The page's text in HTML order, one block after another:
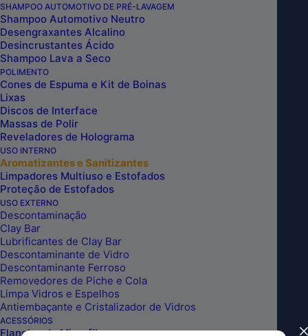
SHAMPOO AUTOMOTIVO DE PRÉ-LAVAGEM
Shampoo Automotivo Neutro
Desengraxantes Alcalino
Desincrustantes Ácido
Shampoo Lava a Seco
POLIMENTO
Cones de Espuma e Kit de Boinas
Lixas
Discos de Interface
Massas de Polir
Reveladores de Holograma
USO INTERNO
Aromatizantes e Sanitizantes
Limpadores Multiuso e Estofados
Proteção de Estofados
USO EXTERNO
Descontaminação
Clay Bar
Lubrificantes de Clay Bar
Descontaminante de Vidro
Descontaminante Ferroso
Removedores de Piche e Cola
Limpa Vidros e Espelhos
Antiembaçante e Cristalizador de Vidros
ACESSÓRIOS
Flanelas de Microfibra
AROMATIZANTE EM SPRAY VIP
BLACK AMADEIRADO SENSUAL
260ML ESCUDERIA DO BRASIL